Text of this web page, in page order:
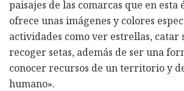
paisajes de las comarcas que en esta
ofrece unas imágenes y colores
actividades como ver estrellas, catar
recoger setas, además de ser una
conocer recursos de un territorio y
humano».